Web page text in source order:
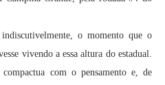
o momento que o
vivendo a essa altura do estadual.
com o pensamento e, de